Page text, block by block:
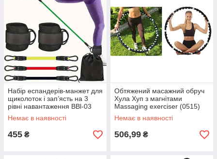
Набір еспандерів-манжет для
щиколоток і зап’ясть на 3
рівні навантаження BBl-03
Немає в наявності
455 ₴
Обтяжений масажний обруч
Хула Хуп з магнітами
Massaging exerciser (0515)
Немає в наявності
506,99 ₴